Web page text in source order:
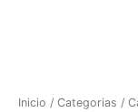
Inicio / Categorias /